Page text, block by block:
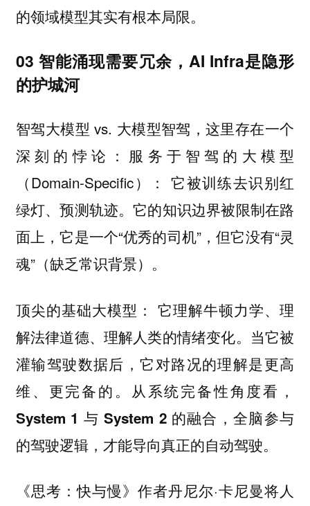
的领域模型其实有根本局限。
03 智能涌现需要冗余，AI Infra是隐形
的护城河
智驾大模型 vs. 大模型智驾，这里存在一个
深刻的悖论：服务于智驾的大模型
（Domain-Specific）： 它被训练去识别红
绿灯、预测轨迹。它的知识边界被限制在路
面上，它是一个“优秀的司机”，但它没有“灵
魂”（缺乏常识背景）。
顶尖的基础大模型： 它理解牛顿力学、理
解法律道德、理解人类的情绪变化。当它被
灌输驾驶数据后，它对路况的理解是更高
维、更完备的。
从系统完备性角度看，
System 1 与 System 2 的融合，全脑参与
的驾驶逻辑，才能导向真正的自动驾驶。
《思考：快与慢》作者丹尼尔·卡尼曼将人